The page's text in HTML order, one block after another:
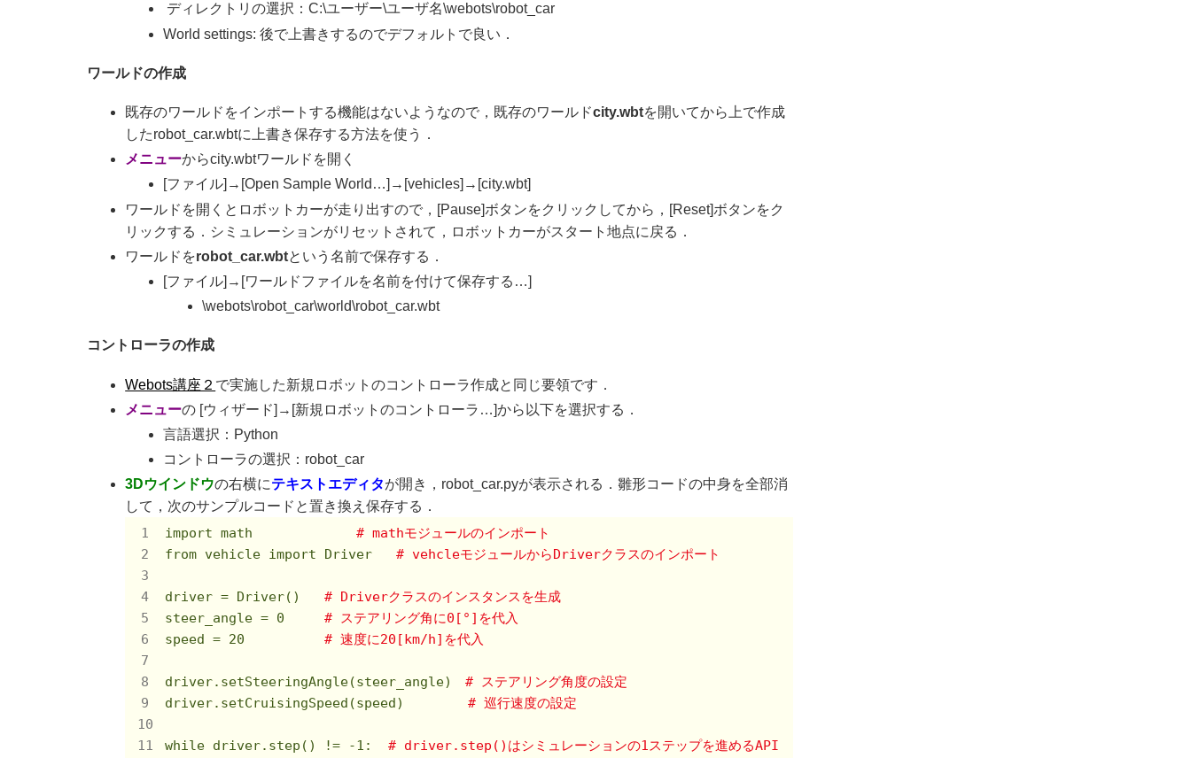
ディレクトリの選択：C:\ユーザー\ユーザ名\webots\robot_car
World settings: 後で上書きするのでデフォルトで良い．
ワールドの作成
既存のワールドをインポートする機能はないようなので，既存のワールドcity.wbtを開いてから上で作成
したrobot_car.wbtに上書き保存する方法を使う．
メニューからcity.wbtワールドを開く
[ファイル]→[Open Sample World…]→[vehicles]→[city.wbt]
ワールドを開くとロボットカーが走り出すので，[Pause]ボタンをクリックしてから，[Reset]ボタンをク
リックする．シミュレーションがリセットされて，ロボットカーがスタート地点に戻る．
ワールドをrobot_car.wbtという名前で保存する．
[ファイル]→[ワールドファイルを名前を付けて保存する…]
\webots\robot_car\world\robot_car.wbt
コントローラの作成
Webots講座２ で実施した新規ロボットのコントローラ作成と同じ要領です．
メニューの [ウィザード]→[新規ロボットのコントローラ…]から以下を選択する．
言語選択：Python
コントローラの選択：robot_car
3Dウインドウの右横にテキストエディタが開き，robot_car.pyが表示される．雛形コードの中身を全部消
して，次のサンプルコードと置き換え保存する．
import math # mathモジュールのインポート
from vehicle import Driver # vehcleモジュールからDriverクラスのインポート
driver = Driver() # Driverクラスのインスタンスを生成
steer_angle = 0 # ステアリング角に0[°]を代入
speed = 20 # 速度に20[km/h]を代入
driver.setSteeringAngle(steer_angle) # ステアリング角度の設定
driver.setCruisingSpeed(speed) # 巡行速度の設定
while driver.step() != -1: # driver.step()はシミュレーションの1ステップを進めるAPI